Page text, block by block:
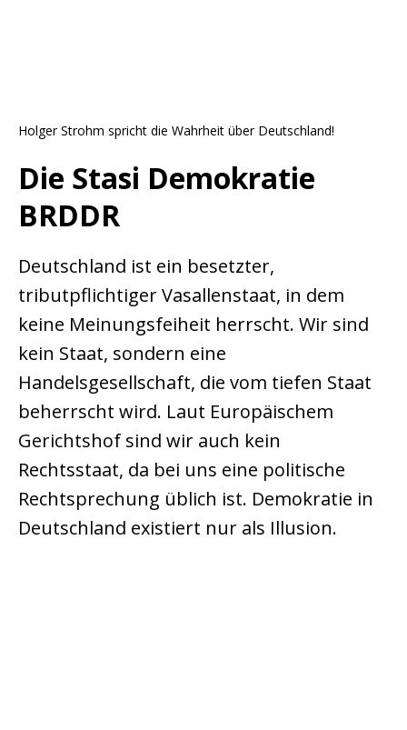
Holger Strohm spricht die Wahrheit über Deutschland!
Die Stasi Demokratie
BRDDR
Deutschland ist ein besetzter,
tributpflichtiger Vasallenstaat, in dem
keine Meinungsfeiheit herrscht. Wir sind
kein Staat, sondern eine
Handelsgesellschaft, die vom tiefen Staat
beherrscht wird. Laut Europäischem
Gerichtshof sind wir auch kein
Rechtsstaat, da bei uns eine politische
Rechtsprechung üblich ist. Demokratie in
Deutschland existiert nur als Illusion.